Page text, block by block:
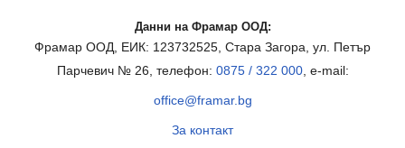
Данни на Фрамар ООД:
Фрамар ООД, ЕИК: 123732525, Стара Загора, ул. Петър
Парчевич № 26, телефон: 0875 / 322 000, e-mail:
office@framar.bg
За контакт